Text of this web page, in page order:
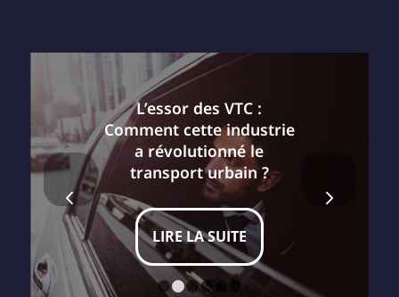
L’essor des VTC :
Comment cette industrie
a révolutionné le
transport urbain ?
LIRE LA SUITE
Suivant